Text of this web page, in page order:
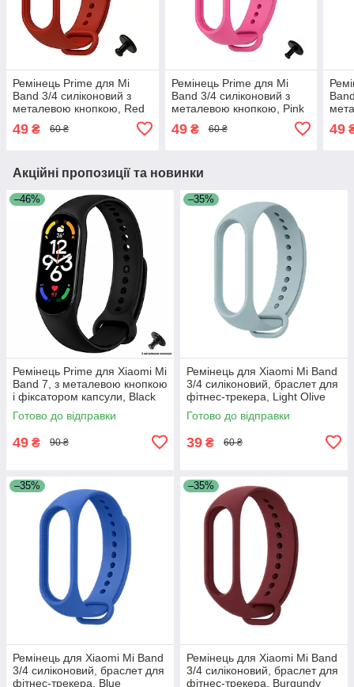
Ремінець Prime для Mi
Band 3/4 силіконовий з
металевою кнопкою, Red
49 ₴ 60 ₴
Ремінець Prime для Mi
Band 3/4 силіконовий з
металевою кнопкою, Pink
49₴ 60 ₴ 49
Акційні пропозиції та новинки
–46%
Ремінець Prime для Xiaomi Mi
Band 7, з металевою кнопкою
і фіксатором капсули, Black
(23)
Готово до відправки
49 ₴ 90 ₴
–35%
Ремінець для Xiaomi Mi Band
3/4 силіконовий, браслет для
фітнес-трекера, Light Olive
Готово до відправки
39 ₴ 60 ₴
–35%
Ремінець для Xiaomi Mi Band
3/4 силіконовий, браслет для
фітнес-трекера, Blue
–35%
Ремінець для Xiaomi Mi Band
3/4 силіконовий, браслет для
фітнес-трекера, Burgundy